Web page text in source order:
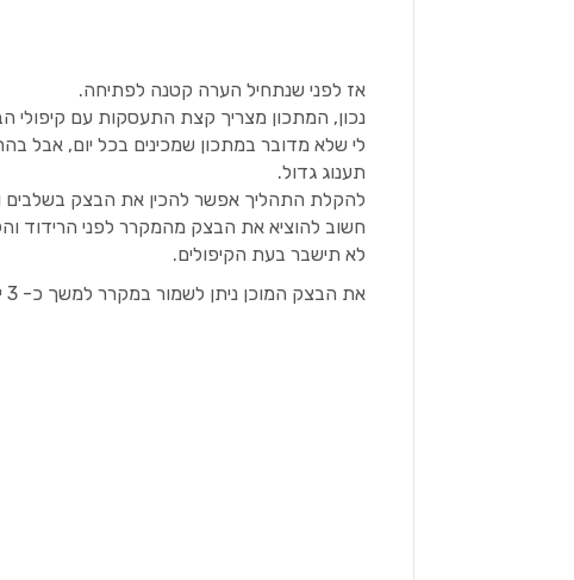
אז לפני שנתחיל הערה קטנה לפתיחה.
נכון, המתכון מצריך קצת התעסקות עם קיפולי
לי שלא מדובר במתכון שמכינים בכל יום, אבל
תענוג גדול.
להקלת התהליך אפשר להכין את הבצק בשלבים
חשוב להוציא את הבצק מהמקרר לפני הרידוד
לא תישבר בעת הקיפולים.
את הבצק המוכן ניתן לשמור במקרר למשך כ- 3 ימים או להקפיא ולהפשיר במקרר לפני השימוש.